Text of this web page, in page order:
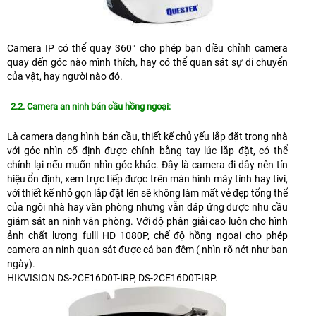
Camera IP có thể quay 360° cho phép bạn điều chỉnh camera
quay đến góc nào mình thích, hay có thể quan sát sự di chuyển
của vật, hay người nào đó.
2.2. Camera an ninh bán cầu hồng ngoại:
Là camera dạng hình bán cầu, thiết kế chủ yếu lắp đặt trong nhà
với góc nhìn cố định được chỉnh bằng tay lúc lắp đặt, có thể
chỉnh lại nếu muốn nhìn góc khác. Đây là camera đi dây nên tín
hiệu ổn định, xem trực tiếp được trên màn hình máy tính hay tivi,
với thiết kế nhỏ gọn lắp đặt lên sẽ không làm mất vẻ đẹp tổng thể
của ngôi nhà hay văn phòng nhưng vẫn đáp ứng được nhu cầu
giám sát an ninh văn phòng. Với độ phân giải cao luôn cho hình
ảnh chất lượng fulll HD 1080P, chế độ hồng ngoại cho phép
camera an ninh quan sát được cả ban đêm ( nhìn rõ nét như ban
ngày).
HIKVISION DS-2CE16D0T-IRP, DS-2CE16D0T-IRP.